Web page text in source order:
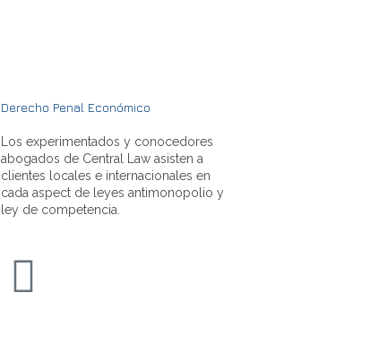
Derecho Penal Económico
Los experimentados y conocedores
abogados de Central Law asisten a
clientes locales e internacionales en
cada aspect de leyes antimonopolio y
ley de competencia.